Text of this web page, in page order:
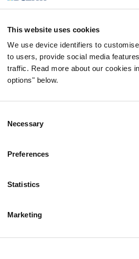
This website uses cookies
We use device identifiers to
to users, provide social media
traffic. Read more about our cookies
options" below.
Selection
Necessary
Preferences
Statistics
Marketing
Hunde- und
FOLGE UNS AUF
FAQ
KONTAKTIERE UNS
KONTAKTIERE UNS
Bozita